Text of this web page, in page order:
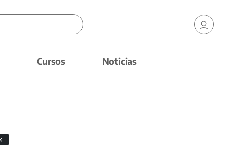
Cursos Noticias